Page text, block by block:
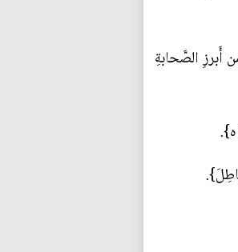
الصَّحابةِ